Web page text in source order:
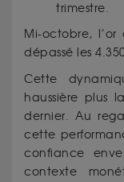
trimestre.
Mi-octobre,
dépassé les
Cette
haussière plus
dernier. Au
cette
confiance
contexte